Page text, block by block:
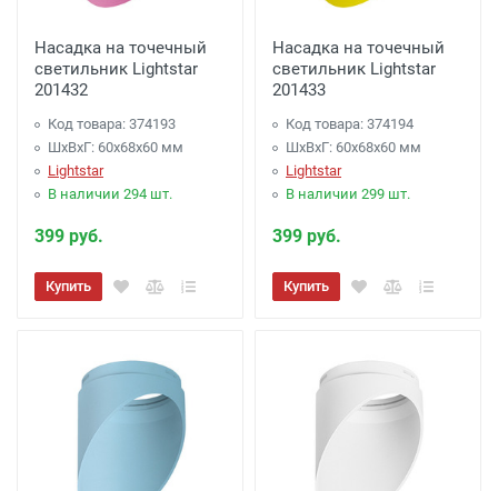
Насадка на точечный
светильник Lightstar
201432
Код товара: 374193
ШхВхГ: 60x68x60 мм
Lightstar
В наличии 294 шт.
399 руб.
Купить
Насадка на точечный
светильник Lightstar
201433
Код товара: 374194
ШхВхГ: 60x68x60 мм
Lightstar
В наличии 299 шт.
399 руб.
Купить